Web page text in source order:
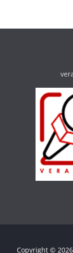
Copyright © 2026